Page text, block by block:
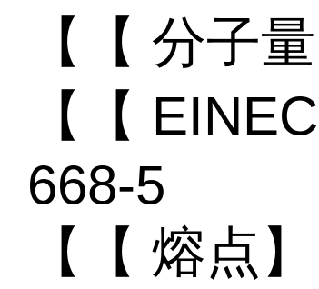
【【 分子
【【
668-5
【【 熔点